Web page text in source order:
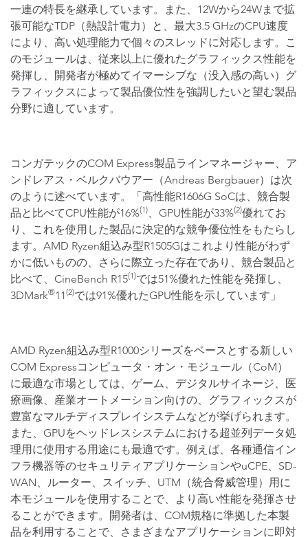
一連の特長を継承しています。また、12Wから24Wまで拡
張可能なTDP（熱設計電力）と、最大3.5 GHzのCPU速度
により、高い処理能力で個々のスレッドに対応します。こ
のモジュールは、従来以上に優れたグラフィックス性能を
発揮し、開発者が極めてイマーシブな（没入感の高い）グ
ラフィックスによって製品優位性を強調したいと望む製品
分野に適しています。
コンガテックのCOM Express製品ラインマネージャー、ア
ンドレアス・ベルクバウアー（Andreas Bergbauer）は次
のように述べています。「高性能R1606G SoCは、競合製
品と比べてCPU性能が16%(1)、GPU性能が33%(2)優れてお
り、これを使用した製品に決定的な競争優位性をもたらし
ます。AMD Ryzen組込み型R1505Gはこれより性能がわず
かに低いものの、さらに際立った存在であり、競合製品と
比べて、CineBench R15(1)では51%優れた性能を発揮し、
3DMark®11(2)では91%優れたGPU性能を示しています」
AMD Ryzen組込み型R1000シリーズをベースとする新しい
COM Expressコンピュータ・オン・モジュール（CoM）
に最適な市場としては、ゲーム、デジタルサイネージ、医
療画像、産業オートメーション向けの、グラフィックスが
豊富なマルチディスプレイシステムなどが挙げられます。
また、GPUをヘッドレスシステムにおける超並列データ処
理用に使用する用途にも最適です。例えば、各種通信イン
フラ機器等のセキュリティアプリケーションやuCPE、SD-
WAN、ルーター、スイッチ、UTM（統合脅威管理）用に
本モジュールを使用することで、より高い性能を発揮させ
ることができます。開発者は、COM規格に準拠した本製
品を利用することで、さまざまなアプリケーションに即対